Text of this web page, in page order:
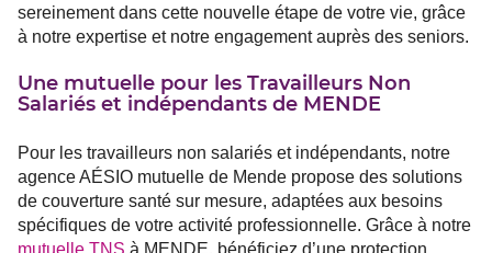
sereinement dans cette nouvelle étape de votre vie, grâce
à notre expertise et notre engagement auprès des seniors.
Une mutuelle pour les Travailleurs Non
Salariés et indépendants de MENDE
Pour les travailleurs non salariés et indépendants, notre
agence AÉSIO mutuelle de Mende propose des solutions
de couverture santé sur mesure, adaptées aux besoins
spécifiques de votre activité professionnelle. Grâce à notre